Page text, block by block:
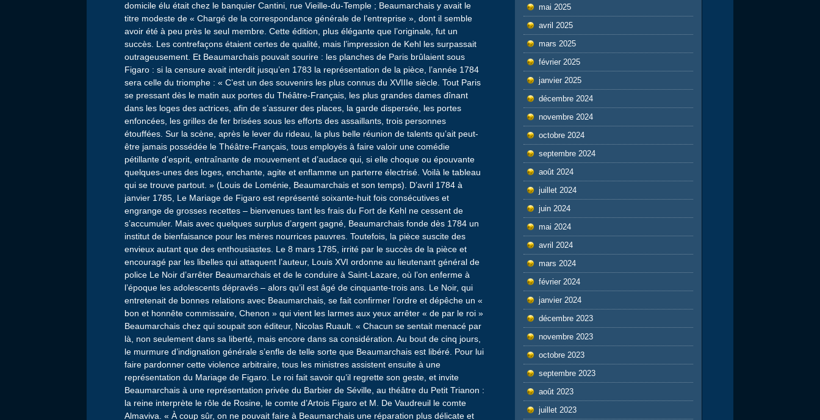
domicile élu était chez le banquier Cantini, rue Vieille-du-Temple ; Beaumarchais y avait le
titre modeste de « Chargé de la correspondance générale de l’entreprise », dont il semble
avoir été à peu près le seul membre. Cette édition, plus élégante que l’originale, fut un
succès. Les contrefaçons étaient certes de qualité, mais l’impression de Kehl les surpassait
outrageusement. Et Beaumarchais pouvait sourire : les planches de Paris brûlaient sous
Figaro : si la censure avait interdit jusqu’en 1783 la représentation de la pièce, l’année 1784
sera celle du triomphe : « C’est un des souvenirs les plus connus du XVIIIe siècle. Tout Paris
se pressant dès le matin aux portes du Théâtre-Français, les plus grandes dames dînant
dans les loges des actrices, afin de s’assurer des places, la garde dispersée, les portes
enfoncées, les grilles de fer brisées sous les efforts des assaillants, trois personnes
étouffées. Sur la scène, après le lever du rideau, la plus belle réunion de talents qu’ait peut-
être jamais possédée le Théâtre-Français, tous employés à faire valoir une comédie
pétillante d’esprit, entraînante de mouvement et d’audace qui, si elle choque ou épouvante
quelques-unes des loges, enchante, agite et enflamme un parterre électrisé. Voilà le tableau
qui se trouve partout. » (Louis de Loménie, Beaumarchais et son temps). D’avril 1784 à
janvier 1785, Le Mariage de Figaro est représenté soixante-huit fois consécutives et
engrange de grosses recettes – bienvenues tant les frais du Fort de Kehl ne cessent de
s’accumuler. Mais avec quelques surplus d’argent gagné, Beaumarchais fonde dès 1784 un
institut de bienfaisance pour les mères nourrices pauvres. Toutefois, la pièce suscite des
envieux autant que des enthousiastes. Le 8 mars 1785, irrité par le succès de la pièce et
encouragé par les libelles qui attaquent l’auteur, Louis XVI ordonne au lieutenant général de
police Le Noir d’arrêter Beaumarchais et de le conduire à Saint-Lazare, où l’on enferme à
l’époque les adolescents dépravés – alors qu’il est âgé de cinquante-trois ans. Le Noir, qui
entretenait de bonnes relations avec Beaumarchais, se fait confirmer l’ordre et dépêche un «
bon et honnête commissaire, Chenon » qui vient les larmes aux yeux arrêter « de par le roi »
Beaumarchais chez qui soupait son éditeur, Nicolas Ruault. « Chacun se sentait menacé par
là, non seulement dans sa liberté, mais encore dans sa considération. Au bout de cinq jours,
le murmure d’indignation générale s’enfle de telle sorte que Beaumarchais est libéré. Pour lui
faire pardonner cette violence arbitraire, tous les ministres assistent ensuite à une
représentation du Mariage de Figaro. Le roi fait savoir qu’il regrette son geste, et invite
Beaumarchais à une représentation privée du Barbier de Séville, au théâtre du Petit Trianon :
la reine interprète le rôle de Rosine, le comte d’Artois Figaro et M. De Vaudreuil le comte
Almaviva. « À coup sûr, on ne pouvait faire à Beaumarchais une réparation plus délicate et
mai 2025
avril 2025
mars 2025
février 2025
janvier 2025
décembre 2024
novembre 2024
octobre 2024
septembre 2024
août 2024
juillet 2024
juin 2024
mai 2024
avril 2024
mars 2024
février 2024
janvier 2024
décembre 2023
novembre 2023
octobre 2023
septembre 2023
août 2023
juillet 2023